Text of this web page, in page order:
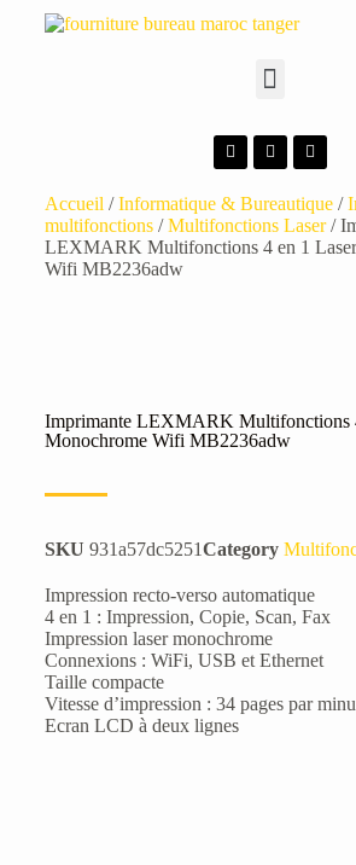
Accueil /Informatique & Bureautique/
multifonctions/Multifonctions Laser/
LEXMARK Multifonctions 4 en 1
Wifi MB2236adw
Imprimante LEXMARK Multifonctions
Monochrome Wifi MB2236adw
SKU 931a57dc5251Category
Impression recto-verso automatique
4 en 1 : Impression, Copie, Scan, Fax
Impression laser monochrome
Connexions : WiFi, USB et Ethernet
Taille compacte
Vitesse d’impression : 34 pages par
Ecran LCD à deux lignes